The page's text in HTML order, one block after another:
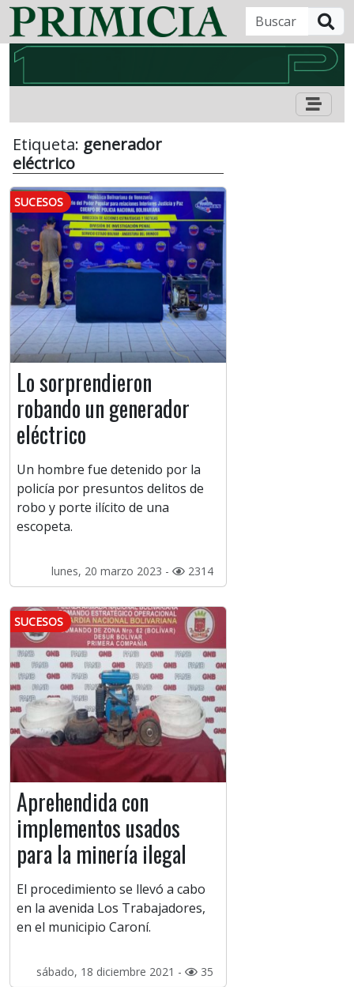
Etiqueta: generador
eléctrico
SUCESOS
Lo sorprendieron
robando un generador
eléctrico
Un hombre fue detenido por la
policía por presuntos delitos de
robo y porte ilícito de una
escopeta.
lunes, 20 marzo 2023 - 2314
SUCESOS
Aprehendida con
implementos usados
para la minería ilegal
El procedimiento se llevó a cabo
en la avenida Los Trabajadores,
en el municipio Caroní.
sábado, 18 diciembre 2021 - 35